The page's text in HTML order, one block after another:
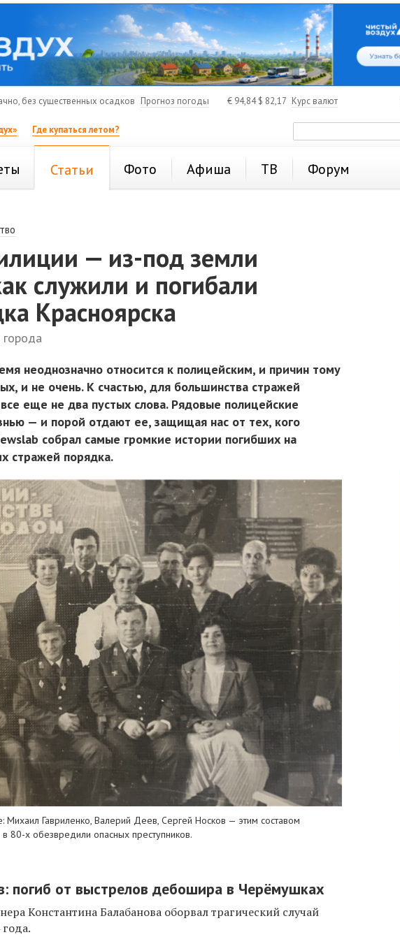
без существенных осадков Прогноз погоды € 94,84$ 82,17 Курс валют
Где купаться летом?
Статьи Фото Афиша ТВ Форум
— из-под земли
служили и погибали
Красноярска
неоднозначно относится к полицейским, и причин тому
и не очень. К счастью, для большинства стражей
еще не два пустых слова. Рядовые полицейские
— и порой отдают ее, защищая нас от тех, кого
собрал самые громкие истории погибших на
стражей порядка.
Гавриленко, Валерий Деев, Сергей Носков — этим составом
80-х обезвредили опасных преступников.
погиб от выстрелов дебошира в Черёмушках
Константина Балабанова оборвал трагический случай